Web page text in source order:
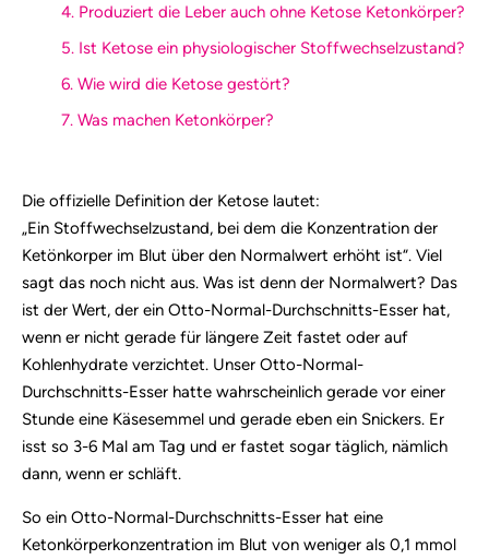
4. Produziert die Leber auch ohne Ketose Ketonkörper?
5. Ist Ketose ein physiologischer Stoffwechselzustand?
6. Wie wird die Ketose gestört?
7. Was machen Ketonkörper?
Die offizielle Definition der Ketose lautet:
„Ein Stoffwechselzustand, bei dem die Konzentration der
Ketönkorper im Blut über den Normalwert erhöht ist“. Viel
sagt das noch nicht aus. Was ist denn der Normalwert? Das
ist der Wert, der ein Otto-Normal-Durchschnitts-Esser hat,
wenn er nicht gerade für längere Zeit fastet oder auf
Kohlenhydrate verzichtet. Unser Otto-Normal-
Durchschnitts-Esser hatte wahrscheinlich gerade vor einer
Stunde eine Käsesemmel und gerade eben ein Snickers. Er
isst so 3-6 Mal am Tag und er fastet sogar täglich, nämlich
dann, wenn er schläft.
So ein Otto-Normal-Durchschnitts-Esser hat eine
Ketonkörperkonzentration im Blut von weniger als 0,1 mmol